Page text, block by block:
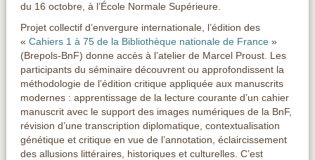
du 16 octobre, à l’École Normale Supérieure.
Projet collectif d’envergure internationale, l’édition des
« Cahiers 1 à 75 de la Bibliothèque nationale de France»
(Brepols-BnF) donne accès à l’atelier de Marcel Proust. Les
participants du séminaire découvrent ou approfondissent la
méthodologie de l’édition critique appliquée aux manuscrits
modernes : apprentissage de la lecture courante d’un cahier
manuscrit avec le support des images numériques de la BnF,
révision d’une transcription diplomatique, contextualisation
génétique et critique en vue de l’annotation, éclaircissement
des allusions littéraires, historiques et culturelles. C’est